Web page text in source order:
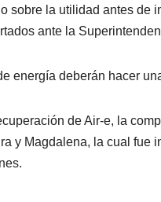
sobre la utilidad antes de
ante la
energía deberán hacer
de Air-e, la
y Magdalena, la cual fue